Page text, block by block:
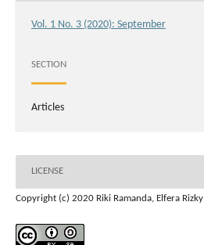
Vol. 1 No. 3 (2020): September
SECTION
Articles
LICENSE
Copyright (c) 2020 Riki Ramanda, Elfera Rizky